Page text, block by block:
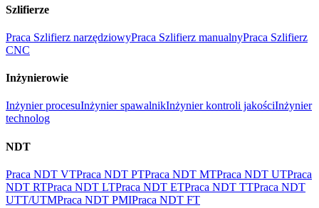
Szlifierze
Praca Szlifierz narzędziowyPraca Szlifierz manualnyPraca Szlifierz
CNC
Inżynierowie
Inżynier procesuInżynier spawalnikInżynier kontroli jakościInżynier
technolog
NDT
Praca NDT VTPraca NDT PTPraca NDT MTPraca NDT UTPraca
NDT RTPraca NDT LTPraca NDT ETPraca NDT TTPraca NDT
UTT/UTMPraca NDT PMIPraca NDT FT